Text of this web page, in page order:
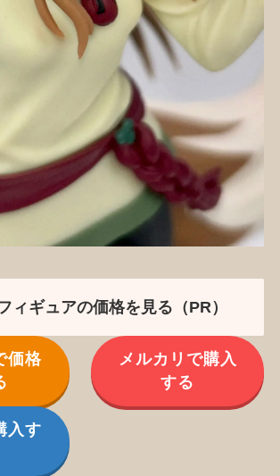
ィギュアの価格を見る（PR）
価格
メルカリで購入
する
入す